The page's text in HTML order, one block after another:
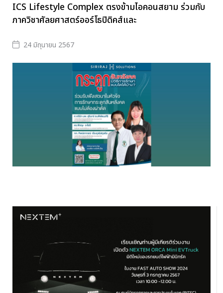
ICS Lifestyle Complex ตรงข้ามไอคอนสยาม ร่วมกับ
ภาควิชาศัลยศาสตร์ออร์โธปิดิคส์และ
24 มิถุนายน 2567